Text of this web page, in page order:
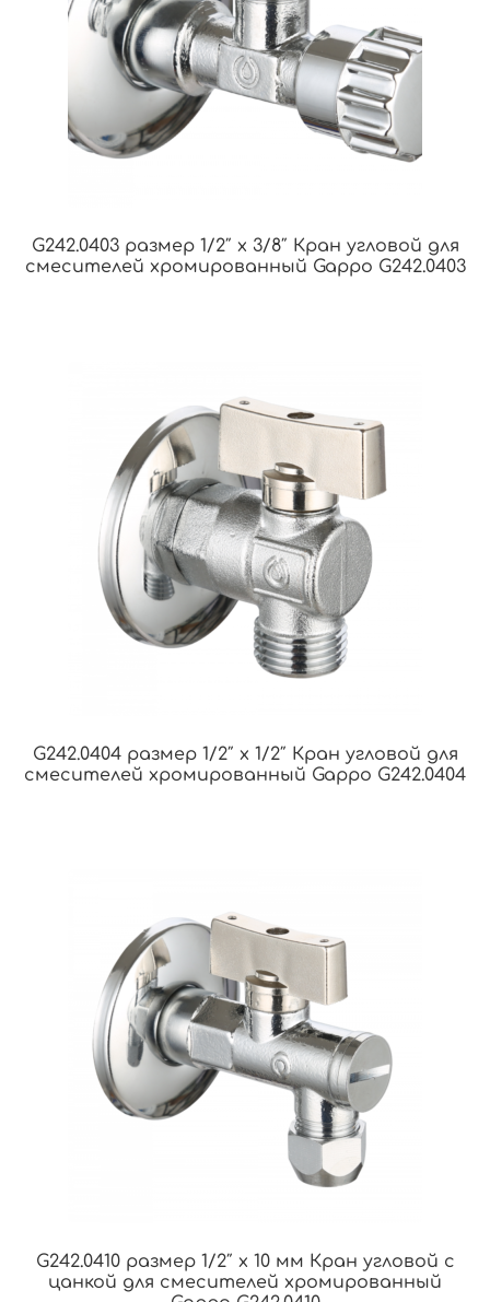
G242.0403 размер 1/2″ х 3/8″ Кран угловой для
смесителей хромированный Gappo G242.0403
G242.0404 размер 1/2″ х 1/2″ Кран угловой для
смесителей хромированный Gappo G242.0404
G242.0410 размер 1/2″ х 10 мм Кран угловой с
цанкой для смесителей хромированный